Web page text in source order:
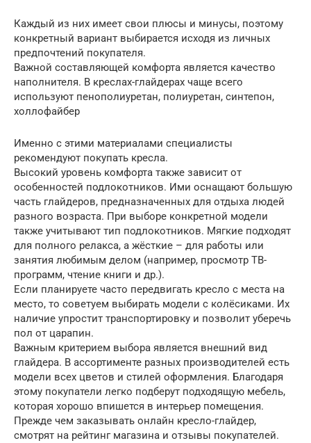
Каждый из них имеет свои плюсы и минусы, поэтому
конкретный вариант выбирается исходя из личных
предпочтений покупателя.
Важной составляющей комфорта является качество
наполнителя. В креслах-глайдерах чаще всего
используют пенополиуретан, полиуретан, синтепон,
холлофайбер
Именно с этими материалами специалисты
рекомендуют покупать кресла.
Высокий уровень комфорта также зависит от
особенностей подлокотников. Ими оснащают большую
часть глайдеров, предназначенных для отдыха людей
разного возраста. При выборе конкретной модели
также учитывают тип подлокотников. Мягкие подходят
для полного релакса, а жёсткие – для работы или
занятия любимым делом (например, просмотр ТВ-
программ, чтение книги и др.).
Если планируете часто передвигать кресло с места на
место, то советуем выбирать модели с колёсиками. Их
наличие упростит транспортировку и позволит уберечь
пол от царапин.
Важным критерием выбора является внешний вид
глайдера. В ассортименте разных производителей есть
модели всех цветов и стилей оформления. Благодаря
этому покупатели легко подберут подходящую мебель,
которая хорошо впишется в интерьер помещения.
Прежде чем заказывать онлайн кресло-глайдер,
смотрят на рейтинг магазина и отзывы покупателей.